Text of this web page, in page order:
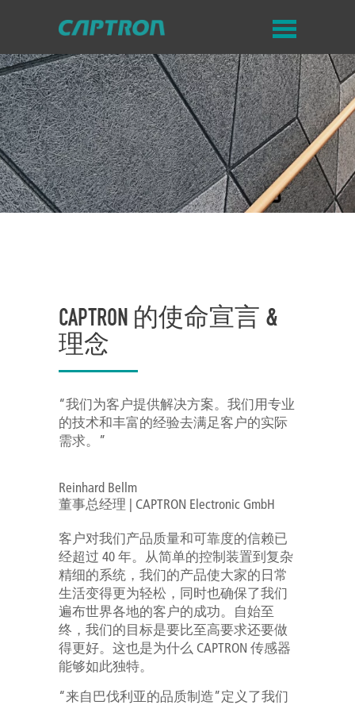
CAPTRON 的使命宣言 &
理念
“我们为客户提供解决方案。我们用专业
的技术和丰富的经验去满足客户的实际
需求。”
Reinhard Bellm
董事总经理 | CAPTRON Electronic GmbH
客户对我们产品质量和可靠度的信赖已
经超过 40 年。从简单的控制装置到复杂
精细的系统，我们的产品使大家的日常
生活变得更为轻松，同时也确保了我们
遍布世界各地的客户的成功。自始至
终，我们的目标是要比至高要求还要做
得更好。这也是为什么 CAPTRON 传感器
能够如此独特。
“来自巴伐利亚的品质制造”定义了我们